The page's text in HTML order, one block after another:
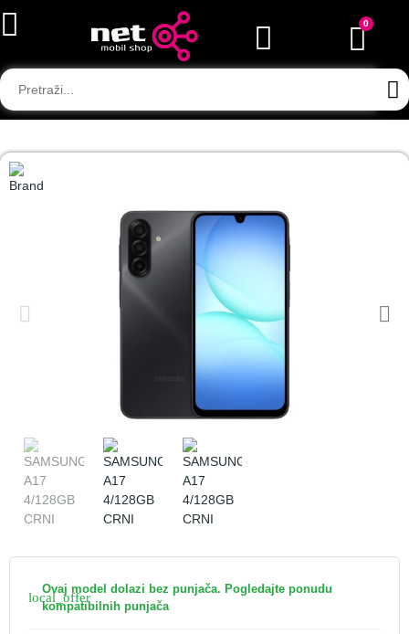
local_offer
Ovaj model dolazi bez punjača. Pogledajte ponudu
kompatibilnih punjača